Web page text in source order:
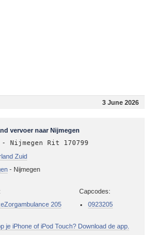
3 June 2026
vervoer naar Nijmegen
- Nijmegen Rit 170799
Zuid
- Nijmegen
205
Capcodes:
0923205
je iPhone of iPod Touch? Download de app.